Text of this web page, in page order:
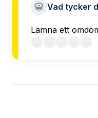
Vad tycker
Lämna ett